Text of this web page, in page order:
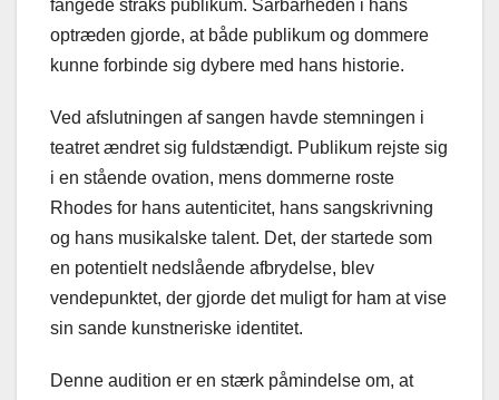
fangede straks publikum. Sårbarheden i hans
optræden gjorde, at både publikum og dommere
kunne forbinde sig dybere med hans historie.
Ved afslutningen af sangen havde stemningen i
teatret ændret sig fuldstændigt. Publikum rejste sig
i en stående ovation, mens dommerne roste
Rhodes for hans autenticitet, hans sangskrivning
og hans musikalske talent. Det, der startede som
en potentielt nedslående afbrydelse, blev
vendepunktet, der gjorde det muligt for ham at vise
sin sande kunstneriske identitet.
Denne audition er en stærk påmindelse om, at